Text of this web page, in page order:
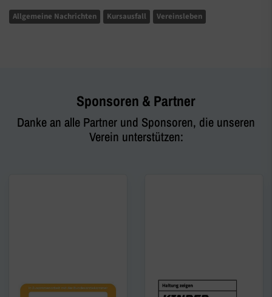
Allgemeine Nachrichten Kursausfall Vereinsleben
Sponsoren & Partner
Danke an alle Partner und Sponsoren, die unseren
Verein unterstützen: